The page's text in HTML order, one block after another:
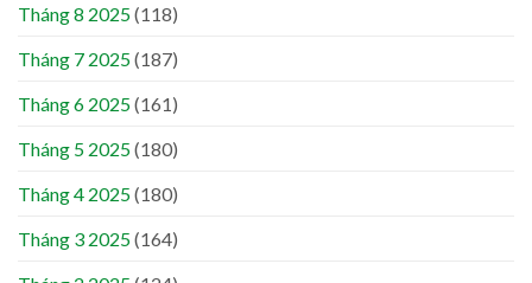
Tháng 8 2025(118)
Tháng 7 2025(187)
Tháng 6 2025(161)
Tháng 5 2025(180)
Tháng 4 2025(180)
Tháng 3 2025(164)